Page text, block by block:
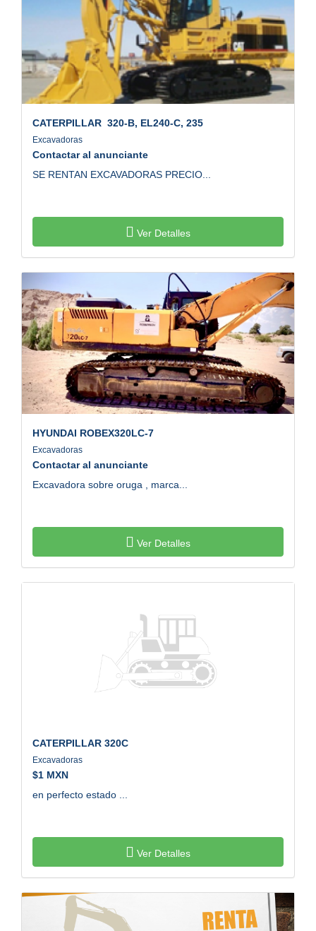
CATERPILLAR 320-B, EL240-C, 235
Excavadoras
Contactar al anunciante
SE RENTAN EXCAVADORAS PRECIO...
Ver Detalles
HYUNDAI ROBEX320LC-7
Excavadoras
Contactar al anunciante
Excavadora sobre oruga , marca...
Ver Detalles
CATERPILLAR 320C
Excavadoras
$1 MXN
en perfecto estado ...
Ver Detalles